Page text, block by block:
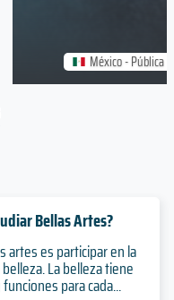
Bellas Artes?
artes es participar en la
La belleza tiene
para cada...
México - Pública